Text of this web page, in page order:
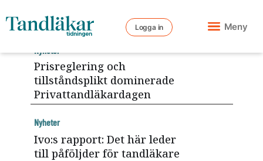
Logga in Meny
Prisreglering och
tillståndsplikt dominerade
Privattandläkardagen
Nyheter
Ivo:s rapport: Det här leder
till påföljder för tandläkare
Nyheter